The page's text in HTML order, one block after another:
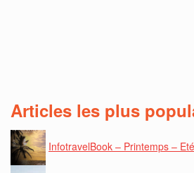
Articles les plus
InfotravelBook – Printemps –